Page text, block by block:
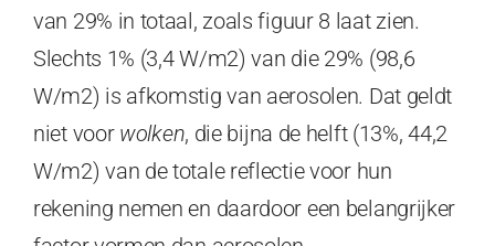
van 29% in totaal, zoals figuur 8 laat zien.
Slechts 1% (3,4 W/m2) van die 29% (98,6
W/m2) is afkomstig van aerosolen. Dat geldt
niet voor wolken, die bijna de helft (13%, 44,2
W/m2) van de totale reflectie voor hun
rekening nemen en daardoor een belangrijker